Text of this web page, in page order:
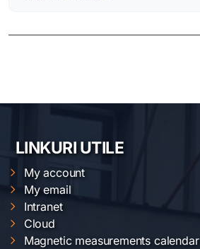
LINKURI UTILE
My account
My email
Intranet
Cloud
Magnetic measurements calendar